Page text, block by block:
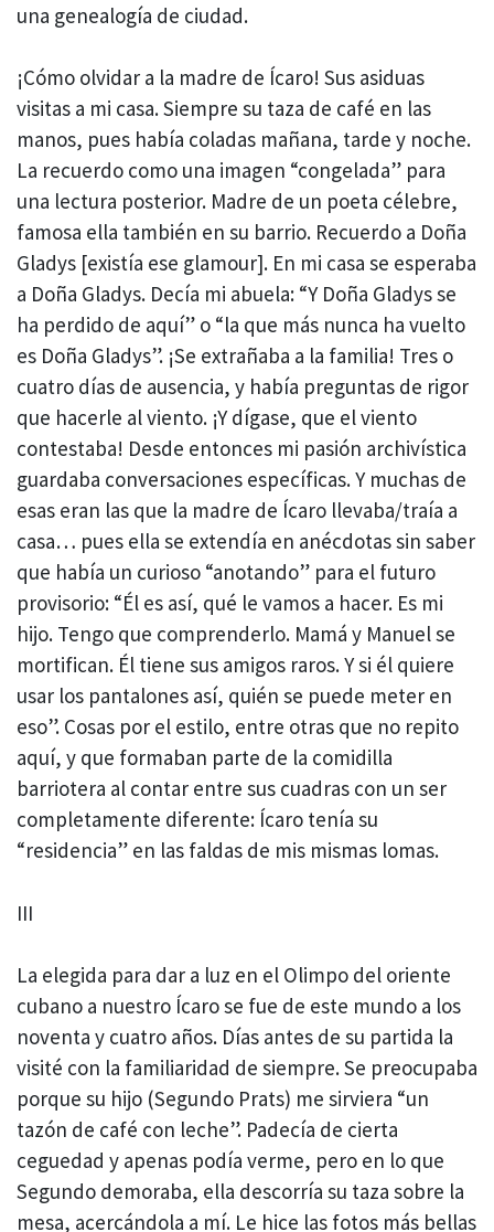
una genealogía de ciudad.
¡Cómo olvidar a la madre de Ícaro! Sus asiduas
visitas a mi casa. Siempre su taza de café en las
manos, pues había coladas mañana, tarde y noche.
La recuerdo como una imagen “congelada” para
una lectura posterior. Madre de un poeta célebre,
famosa ella también en su barrio. Recuerdo a Doña
Gladys [existía ese glamour]. En mi casa se esperaba
a Doña Gladys. Decía mi abuela: “Y Doña Gladys se
ha perdido de aquí” o “la que más nunca ha vuelto
es Doña Gladys”. ¡Se extrañaba a la familia! Tres o
cuatro días de ausencia, y había preguntas de rigor
que hacerle al viento. ¡Y dígase, que el viento
contestaba! Desde entonces mi pasión archivística
guardaba conversaciones específicas. Y muchas de
esas eran las que la madre de Ícaro llevaba/traía a
casa… pues ella se extendía en anécdotas sin saber
que había un curioso “anotando” para el futuro
provisorio: “Él es así, qué le vamos a hacer. Es mi
hijo. Tengo que comprenderlo. Mamá y Manuel se
mortifican. Él tiene sus amigos raros. Y si él quiere
usar los pantalones así, quién se puede meter en
eso”. Cosas por el estilo, entre otras que no repito
aquí, y que formaban parte de la comidilla
barriotera al contar entre sus cuadras con un ser
completamente diferente: Ícaro tenía su
“residencia” en las faldas de mis mismas lomas.
III
La elegida para dar a luz en el Olimpo del oriente
cubano a nuestro Ícaro se fue de este mundo a los
noventa y cuatro años. Días antes de su partida la
visité con la familiaridad de siempre. Se preocupaba
porque su hijo (Segundo Prats) me sirviera “un
tazón de café con leche”. Padecía de cierta
ceguedad y apenas podía verme, pero en lo que
Segundo demoraba, ella descorría su taza sobre la
mesa, acercándola a mí. Le hice las fotos más bellas